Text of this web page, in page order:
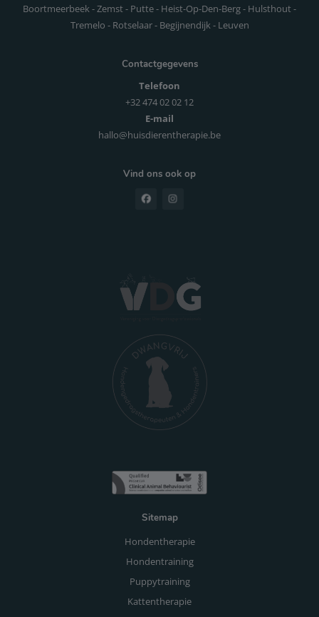
Boortmeerbeek - Zemst - Putte - Heist-Op-Den-Berg - Hulsthout -
Tremelo - Rotselaar - Begijnendijk - Leuven
Contactgegevens
Telefoon
+32 474 02 02 12
E-mail
hallo@huisdierentherapie.be
Vind ons ook op
Sitemap
Hondentherapie
Hondentraining
Puppytraining
Kattentherapie